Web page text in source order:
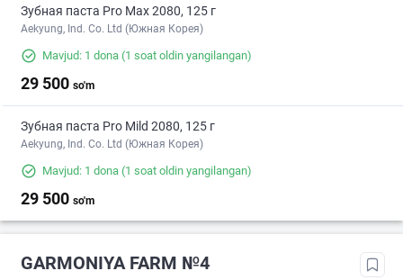
Зубная паста Pro Max 2080, 125 г
Aekyung, Ind. Co. Ltd (Южная Корея)
Mavjud: 1 dona (1 soat oldin yangilangan)
29 500 so'm
Зубная паста Pro Mild 2080, 125 г
Aekyung, Ind. Co. Ltd (Южная Корея)
Mavjud: 1 dona (1 soat oldin yangilangan)
29 500 so'm
GARMONIYA FARM №4